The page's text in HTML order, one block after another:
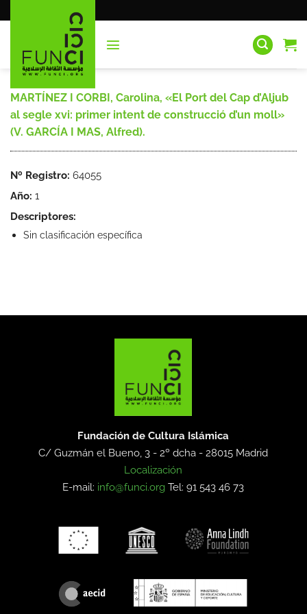
al
MARTÍNEZ I CORBI, Carolina, «El Port del Cap d’Aljub
al segle xvi: primer intent de construcció d’un moll»
(V. GARCÍA I MAS, Alfred).
Nº Registro: 64055
Año: 1
Descriptores:
Sin clasificación específica
Fundación de Cultura Islámica
C/ Guzmán el Bueno, 3 - 2º dcha -28015 Madrid
Localización
E-mail: info@funci.org Tel: 91 543 46 73